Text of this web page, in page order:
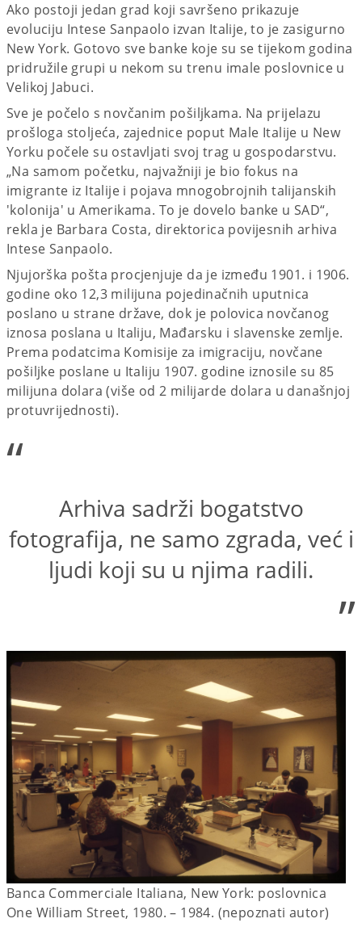
Ako postoji jedan grad koji savršeno prikazuje
evoluciju Intese Sanpaolo izvan Italije, to je zasigurno
New York. Gotovo sve banke koje su se tijekom godina
pridružile grupi u nekom su trenu imale poslovnice u
Velikoj Jabuci.
Sve je počelo s novčanim pošiljkama. Na prijelazu
prošloga stoljeća, zajednice poput Male Italije u New
Yorku počele su ostavljati svoj trag u gospodarstvu.
„Na samom početku, najvažniji je bio fokus na
imigrante iz Italije i pojava mnogobrojnih talijanskih
'kolonija' u Amerikama. To je dovelo banke u SAD“,
rekla je Barbara Costa, direktorica povijesnih arhiva
Intese Sanpaolo.
Njujorška pošta procjenjuje da je između 1901. i 1906.
godine oko 12,3 milijuna pojedinačnih uputnica
poslano u strane države, dok je polovica novčanog
iznosa poslana u Italiju, Mađarsku i slavenske zemlje.
Prema podatcima Komisije za imigraciju, novčane
pošiljke poslane u Italiju 1907. godine iznosile su 85
milijuna dolara (više od 2 milijarde dolara u današnjoj
protuvrijednosti).
“
Arhiva sadrži bogatstvo
fotografija, ne samo zgrada, već i
ljudi koji su u njima radili.
”
Banca Commerciale Italiana, New York: poslovnica
One William Street, 1980. – 1984. (nepoznati autor)